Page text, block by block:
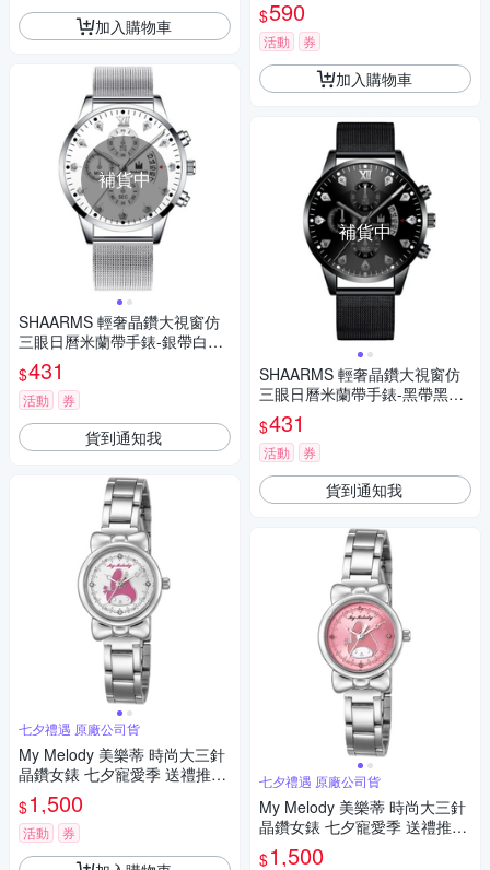
加入購物車
補貨中
SHAARMS 輕奢晶鑽大視窗仿
三眼日曆米蘭帶手錶-銀帶白面/
42mm
$431
活動 券
貨到通知我
七夕禮遇 原廠公司貨
My Melody 美樂蒂 時尚大三針
晶鑽女錶 七夕寵愛季 送禮推
薦-銀/27mm LK697LWCI-P
$1,500
活動 券
$590
活動 券
加入購物車
補貨中
SHAARMS 輕奢晶鑽大視窗仿
三眼日曆米蘭帶手錶-黑帶黑面/
42mm
$431
活動 券
貨到通知我
七夕禮遇 原廠公司貨
My Melody 美樂蒂 時尚大三針
晶鑽女錶 七夕寵愛季 送禮推
薦-銀x桃粉/27mm LK697LWPI
$1,500